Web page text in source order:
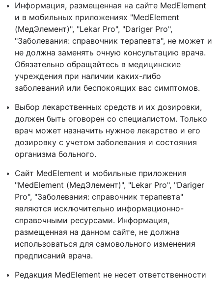
Информация, размещенная на сайте MedElement
и в мобильных приложениях "MedElement
(МедЭлемент)", "Lekar Pro", "Dariger Pro",
"Заболевания: справочник терапевта", не может и
не должна заменять очную консультацию врача.
Обязательно обращайтесь в медицинские
учреждения при наличии каких-либо
заболеваний или беспокоящих вас симптомов.
Выбор лекарственных средств и их дозировки,
должен быть оговорен со специалистом. Только
врач может назначить нужное лекарство и его
дозировку с учетом заболевания и состояния
организма больного.
Сайт MedElement и мобильные приложения
"MedElement (МедЭлемент)", "Lekar Pro", "Dariger
Pro", "Заболевания: справочник терапевта"
являются исключительно информационно-
справочными ресурсами. Информация,
размещенная на данном сайте, не должна
использоваться для самовольного изменения
предписаний врача.
Редакция MedElement не несет ответственности